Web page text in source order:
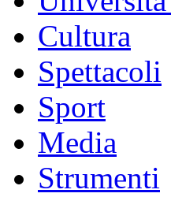
Cultura
Spettacoli
Sport
Media
Strumenti